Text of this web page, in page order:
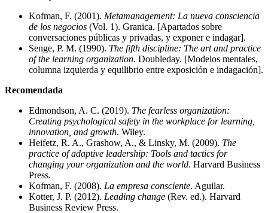
Kofman, F. (2001). Metamanagement: La nueva consciencia
de los negocios (Vol. 1). Granica. [Apartados sobre
conversaciones públicas y privadas, y exponer e indagar].
Senge, P. M. (1990). The fifth discipline: The art and practice
of the learning organization. Doubleday. [Modelos mentales,
columna izquierda y equilibrio entre exposición e indagación].
Recomendada
Edmondson, A. C. (2019). The fearless organization:
Creating psychological safety in the workplace for learning,
innovation, and growth. Wiley.
Heifetz, R. A., Grashow, A., & Linsky, M. (2009). The
practice of adaptive leadership: Tools and tactics for
changing your organization and the world. Harvard Business
Press.
Kofman, F. (2008). La empresa consciente. Aguilar.
Kotter, J. P. (2012). Leading change (Rev. ed.). Harvard
Business Review Press.